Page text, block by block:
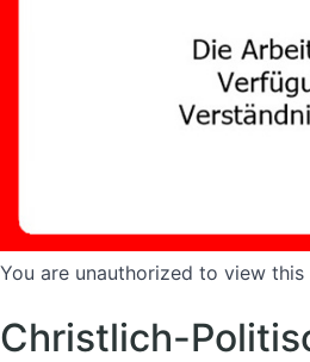
You are unauthorized to view this
Christlich-